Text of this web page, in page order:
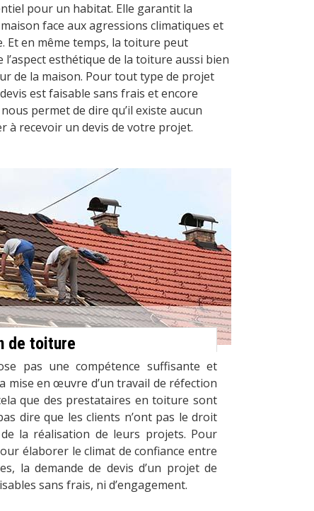
pour un habitat. Elle garantit la
face aux agressions climatiques et
Et en même temps, la toiture peut
esthétique de la toiture aussi bien
de la maison. Pour tout type de projet
est faisable sans frais et encore
permet de dire qu’il existe aucun
à recevoir un devis de votre projet.
de toiture
pas une compétence suffisante et
mise en œuvre d’un travail de réfection
que des prestataires en toiture sont
dire que les clients n’ont pas le droit
la réalisation de leurs projets. Pour
élaborer le climat de confiance entre
la demande de devis d’un projet de
sans frais, ni d’engagement.